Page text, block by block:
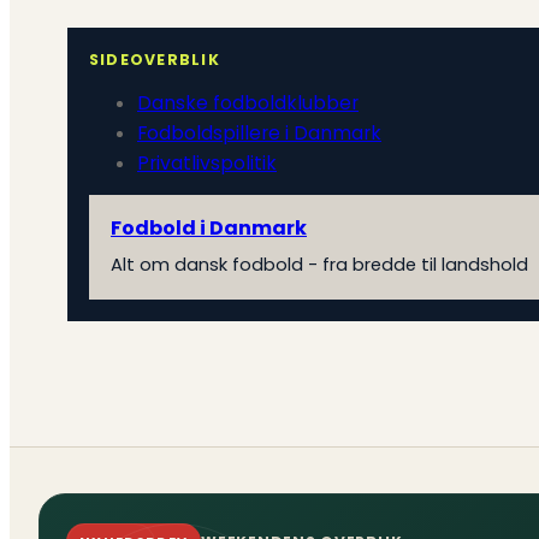
SIDEOVERBLIK
Danske fodboldklubber
Fodboldspillere i Danmark
Privatlivspolitik
Fodbold i Danmark
Alt om dansk fodbold - fra bredde til landshold